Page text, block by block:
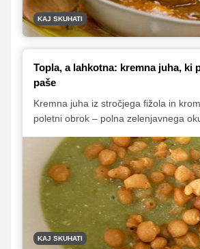
KAJ SKUHATI
Topla, a lahkotna: kremna juha, ki
paše
Kremna juha iz stročjega fižola in
poletni obrok – polna zelenjavnega
lahko večerjo, ko iščete nekaj
kompliciranja in z minimalnimi
KAJ SKUHATI